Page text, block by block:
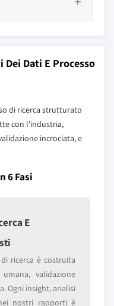
Dati E Processo
di ricerca strutturato
con l'industria,
incrociata, e
6 Fasi
E
ricerca è costruita
validazione
Ogni insight, analisi
nostri rapporti è